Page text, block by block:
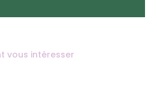
vous intéresser